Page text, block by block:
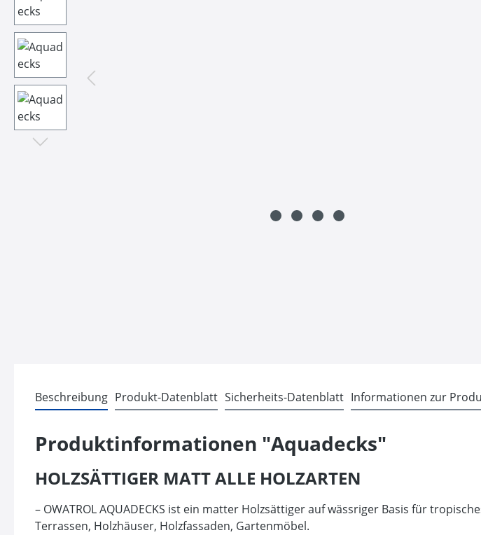
Beschreibung Produkt-Datenblatt Sicherheits-Datenblatt Informationen zur
Produktinformationen "Aquadecks"
HOLZSÄTTIGER MATT ALLE HOLZARTEN
– OWATROL AQUADECKS ist ein matter Holzsättiger auf wässriger Basis für
Terrassen, Holzhäuser, Holzfassaden, Gartenmöbel.